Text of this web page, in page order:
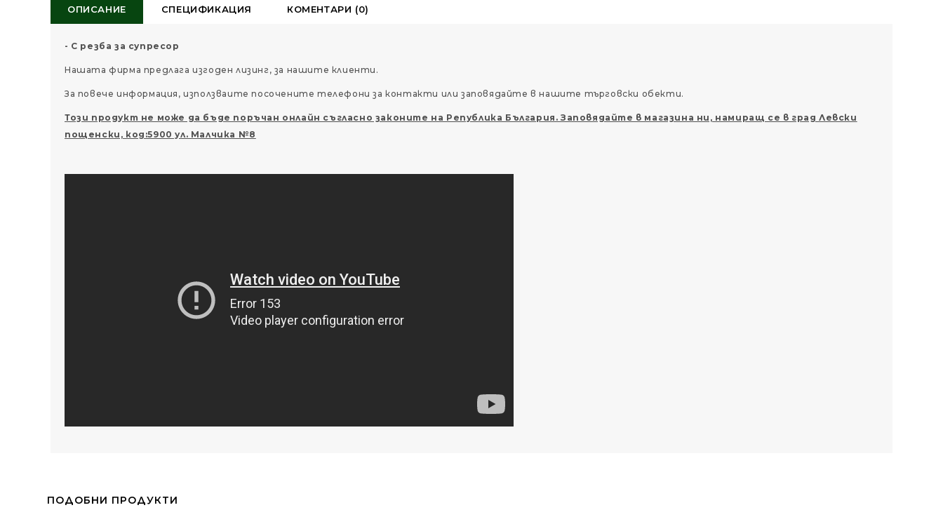
ОПИСАНИЕ СПЕЦИФИКАЦИЯ КОМЕНТАРИ (0)
- С резба за супресор
Нашата фирма предлага изгоден лизинг, за нашите клиенти.
За повече информация, използваите посочените телефони за контакти или заповядайте в нашите търговски обекти.
Този продукт не може да бъде поръчан онлайн съгласно законите на Република България. Заповядайте в магазина ни, намиращ се в град Левски
пощенски, код:5900 ул. Малчика №8
ПОДОБНИ ПРОДУКТИ